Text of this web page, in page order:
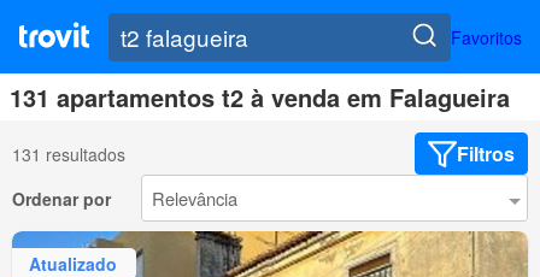
Favoritos
131 apartamentos t2 à venda em Falagueira
131 resultados Filtros
Ordenar por
Atualizado